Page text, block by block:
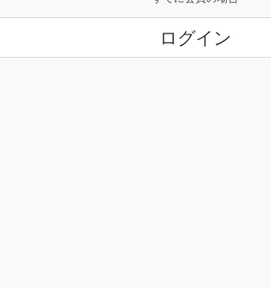
ログイン